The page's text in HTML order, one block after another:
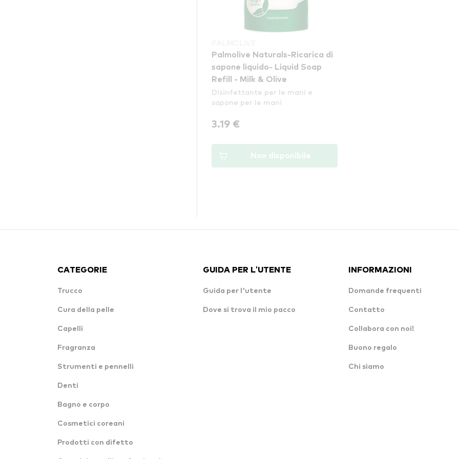
Palmolive Naturals-Ricarica di
sapone liquido- Liquid Soap
Refill - Milk & Olive
Disinfettante per le mani e
sapone per le mani
3.19 €
Non disponibile
CATEGORIE
Trucco
Cura della pelle
Capelli
Fragranza
Strumenti e pennelli
Denti
Bagno e corpo
Cosmetici coreani
Prodotti con difetto
GUIDA PER L'UTENTE
Guida per l'utente
Dove si trova il mio pacco
INFORMAZIONI
Domande frequenti
Contatto
Collabora con noi!
Buono regalo
Chi siamo